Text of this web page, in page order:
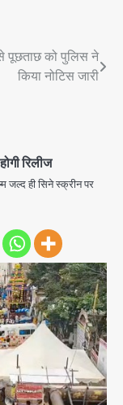
पूछताछ को पुलिस ने
किया नोटिस जारी
रिलीज
जल्द ही सिने स्क्रीन पर